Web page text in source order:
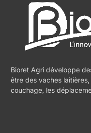
Bioret Agri développe
être des vaches
couchage, les